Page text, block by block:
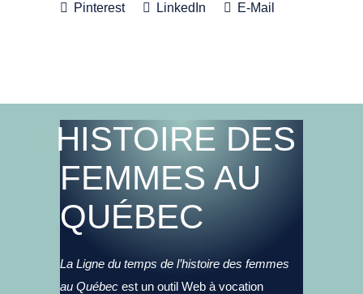
Pinterest LinkedIn E-Mail
HISTOIRE DES
FEMMES AU
QUÉBEC
La Ligne du temps de l’histoire des femmes
au Québec est un outil Web à vocation